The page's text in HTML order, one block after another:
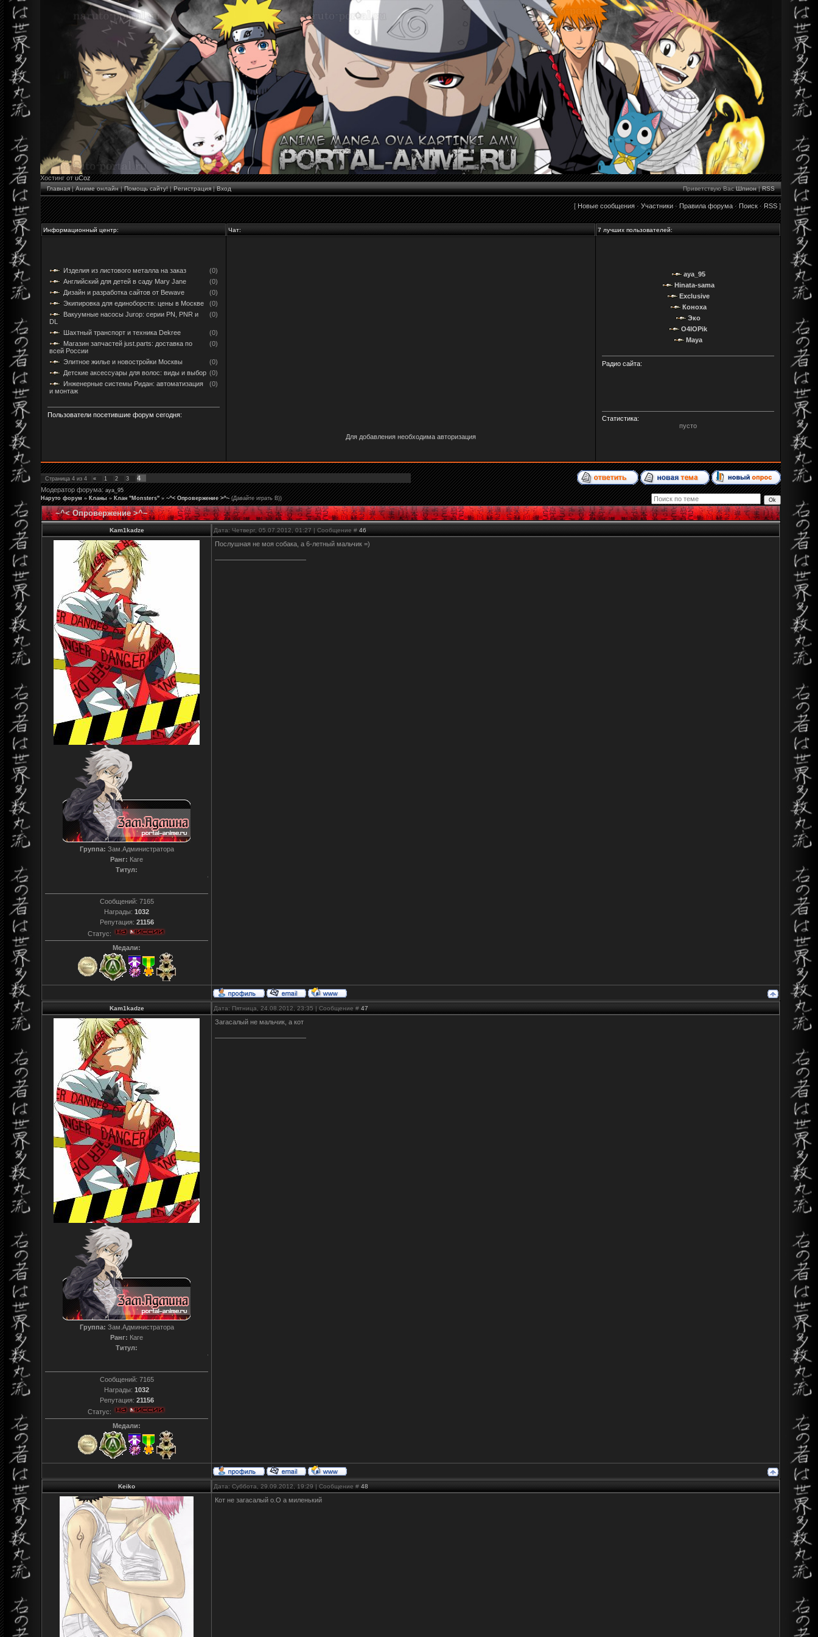
Хостинг отuCoz
Главная|Аниме онлайн|Помощь сайту!|Регистрация|Вход Приветствую Вас Шпион|RSS
[Новые сообщения·Участники·Правила форума·Поиск·RSS]
Информационный центр: Чат: 7 лучших пользователей:
Изделия из листового металла на заказ
(0)
Английский для детей в саду Mary Jane
(0)
Дизайн и разработка сайтов от Bewave
(0)
Экипировка для единоборств: цены в Москве
(0)
Вакуумные насосы Jurop: серии PN, PNR и
DL
(0)
Шахтный транспорт и техника Dekree
(0)
Магазин запчастей just.parts: доставка по
всей России
(0)
Элитное жилье и новостройки Москвы
(0)
Детские аксессуары для волос: виды и выбор (0)
Инженерные системы Ридан: автоматизация
и монтаж
(0)
Пользователи посетившие форум сегодня:
Для добавления необходима авторизация
aya_95
Hinata-sama
Exclusive
Коноха
Эко
O4IOPik
Maya
Радио сайта:
Статистика:
пусто
Страница 4 из 4 « 1 2 3
4
Модератор форума:aya_95
Наруто форум » Кланы » Клан "Monsters" » ~^< Опровержение >^~ (Давайте играть В))
~^< Опровержение >^~
Kam1kadze Дата: Четверг, 05.07.2012, 01:27 | Сообщение # 46
Группа: Зам.Администратора
Ранг: Каге
Титул:
T0reador xD
Сообщений: 7165
Награды: 1032
Репутация: 21156
Статус:
Медали:
Послушная не моя собака, а 6-летный мальчик =)
Kam1kadze Дата: Пятница, 24.08.2012, 23:35 | Сообщение # 47
Группа: Зам.Администратора
Ранг: Каге
Титул:
T0reador xD
Сообщений: 7165
Награды: 1032
Репутация: 21156
Статус:
Медали:
Загасалый не мальчик, а кот
Keiko Дата: Суббота, 29.09.2012, 19:29 | Сообщение # 48
Кот не загасалый о.О а миленький